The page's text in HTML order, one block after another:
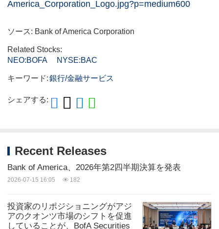
America_Corporation_Logo.jpg?p=medium600
ソース: Bank of America Corporation
Related Stocks:
NEO:BOFA
NYSE:BAC
キーワード:銀行/金融サービス
シェアする:
Recent Releases
Bank of America、2026年第2四半期決算を発表
2026-07-15 16:05 182
投資家のリポジショニングがアジ
アのクオンツ市場のシフトを促進
していることが、BofA Securities